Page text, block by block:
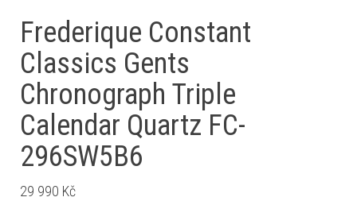
Frederique Constant
Classics Gents
Chronograph Triple
Calendar Quartz FC-
296SW5B6
29 990 Kč